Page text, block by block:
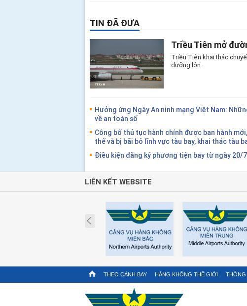
TIN ĐÃ ĐƯA
Triều Tiên mở
Triều Tiên khai thác
dưỡng lớn.
Hưởng ứng Ngày An ninh mạng Việt Nam:
về an toàn số
Công bố thủ tục hành chính được ban hành
thế và bị bãi bỏ lĩnh vực tàu bay, khai thác tàu
Điều kiện đăng ký phương tiện bay từ ngày 20/
LIÊN KẾT WEBSITE
Prev
THEO CÁNH BAY HÀNG KHÔNG THẾ GIỚI THÔNG